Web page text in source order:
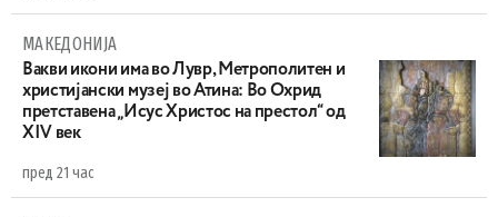
МАКЕДОНИЈА
Вакви икони има во Лувр, Метрополитен и
христијански музеј во Атина: Во Охрид
претставена „Исус Христос на престол“ од
XIV век
пред 21 час